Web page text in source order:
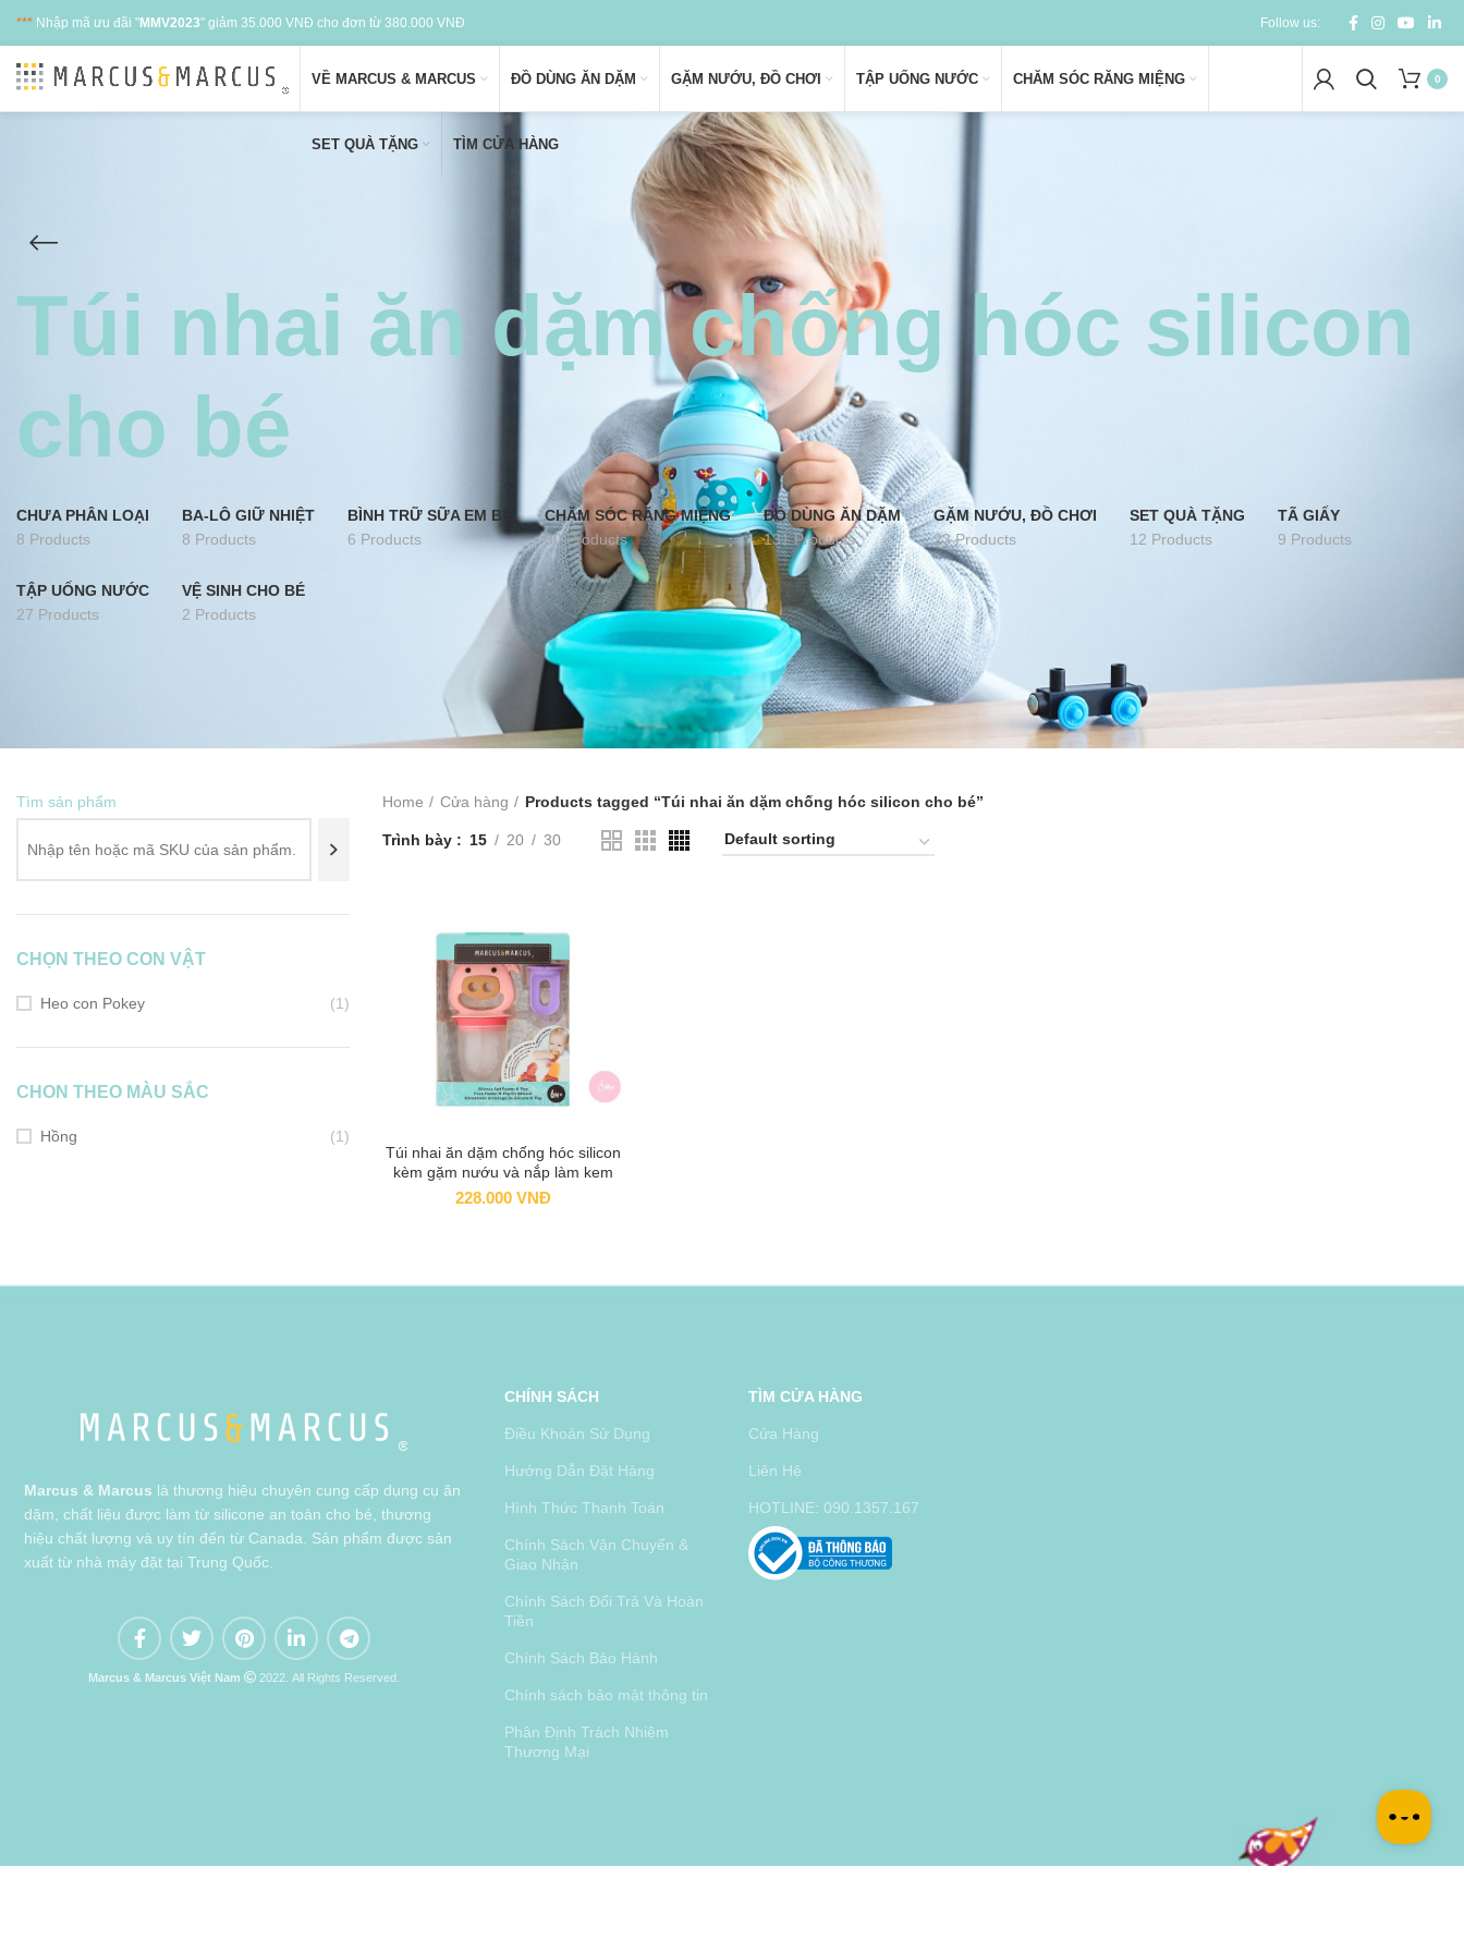
*** Nhập mã ưu đãi "MMV2023" giảm 35.000 VNĐ cho đơn từ 380.000 VNĐ Follow us:
VỀ MARCUS & MARCUS ĐỒ DÙNG ĂN DẶM GẶM NƯỚU, ĐỒ CHƠI TẬP UỐNG NƯỚC CHĂM SÓC RĂNG MIỆNG
SET QUÀ TẶNG TÌM CỬA HÀNG
0
Túi nhai ăn dặm chống hóc silicon
cho bé
CHƯA PHÂN LOẠI
8 Products
BA-LÔ GIỮ NHIỆT
8 Products
BÌNH TRỮ SỮA EM BÉ
6 Products
CHĂM SÓC RĂNG MIỆNG
30 Products
ĐỒ DÙNG ĂN DẶM
131 Products
GẶM NƯỚU, ĐỒ CHƠI
23 Products
SET QUÀ TẶNG
12 Products
TÃ GIẤY
9 Products
TẬP UỐNG NƯỚC
27 Products
VỆ SINH CHO BÉ
2 Products
Tìm sản phẩm
CHỌN THEO CON VẬT
Heo con Pokey (1)
CHON THEO MÀU SẮC
Hồng (1)
Home Cửa hàng Products tagged “Túi nhai ăn dặm chống hóc silicon cho bé”
Trình bày 15 20 30
ADD TO CART
Túi nhai ăn dặm chống hóc silicon
kèm gặm nướu và nắp làm kem
cho bé Marcus & Marcus, từ 6
228.000 VNĐ
Marcus & Marcus là thương hiệu chuyên cung cấp dụng cụ ăn
dặm, chất liệu được làm từ silicone an toàn cho bé, thương
hiệu chất lượng và uy tín đến từ Canada. Sản phẩm được sản
xuất từ nhà máy đặt tại Trung Quốc.
Marcus & Marcus Việt Nam 2022. All Rights Reserved.
CHÍNH SÁCH
Điều Khoản Sử Dụng
Hướng Dẫn Đặt Hàng
Hình Thức Thanh Toán
Chính Sách Vận Chuyển &
Giao Nhận
Chính Sách Đổi Trả Và Hoàn
Tiền
Chính Sách Bảo Hành
Chính sách bảo mật thông tin
Phân Định Trách Nhiệm
Thương Mại
TÌM CỬA HÀNG
Cửa Hàng
Liên Hệ
HOTLINE: 090.1357.167